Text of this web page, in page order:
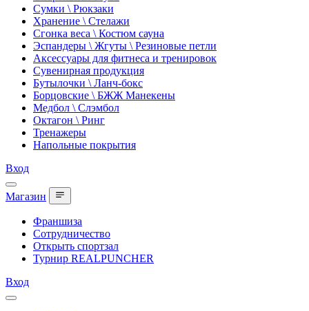
Сумки \ Рюкзаки
Хранение \ Стелажи
Сгонка веса \ Костюм сауна
Эспандеры \ Жгуты \ Резиновые петли
Аксессуары для фитнеса и тренировок
Сувенирная продукция
Бутылочки \ Ланч-бокс
Борцовские \ БЖЖ Манекены
Медбол \ Слэмбол
Октагон \ Ринг
Тренажеры
Напольные покрытия
Вход
Магазин
Франшиза
Сотрудничество
Открыть спортзал
Турнир REALPUNCHER
Вход